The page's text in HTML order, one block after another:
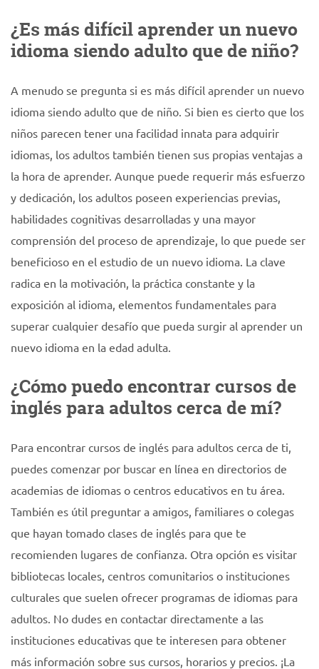
¿Es más difícil aprender un nuevo
idioma siendo adulto que de niño?
A menudo se pregunta si es más difícil aprender un nuevo
idioma siendo adulto que de niño. Si bien es cierto que los
niños parecen tener una facilidad innata para adquirir
idiomas, los adultos también tienen sus propias ventajas a
la hora de aprender. Aunque puede requerir más esfuerzo
y dedicación, los adultos poseen experiencias previas,
habilidades cognitivas desarrolladas y una mayor
comprensión del proceso de aprendizaje, lo que puede ser
beneficioso en el estudio de un nuevo idioma. La clave
radica en la motivación, la práctica constante y la
exposición al idioma, elementos fundamentales para
superar cualquier desafío que pueda surgir al aprender un
nuevo idioma en la edad adulta.
¿Cómo puedo encontrar cursos de
inglés para adultos cerca de mí?
Para encontrar cursos de inglés para adultos cerca de ti,
puedes comenzar por buscar en línea en directorios de
academias de idiomas o centros educativos en tu área.
También es útil preguntar a amigos, familiares o colegas
que hayan tomado clases de inglés para que te
recomienden lugares de confianza. Otra opción es visitar
bibliotecas locales, centros comunitarios o instituciones
culturales que suelen ofrecer programas de idiomas para
adultos. No dudes en contactar directamente a las
instituciones educativas que te interesen para obtener
más información sobre sus cursos, horarios y precios. ¡La